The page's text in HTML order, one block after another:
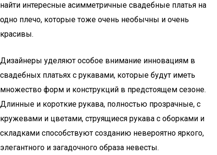
найти интересные асимметричные свадебные платья на
одно плечо, которые тоже очень необычны и очень
красивы.
Дизайнеры уделяют особое внимание инновациям в
свадебных платьях с рукавами, которые будут иметь
множество форм и конструкций в предстоящем сезоне.
Длинные и короткие рукава, полностью прозрачные, с
кружевами и цветами, струящиеся рукава с оборками и
складками способствуют созданию невероятно яркого,
элегантного и загадочного образа невесты.